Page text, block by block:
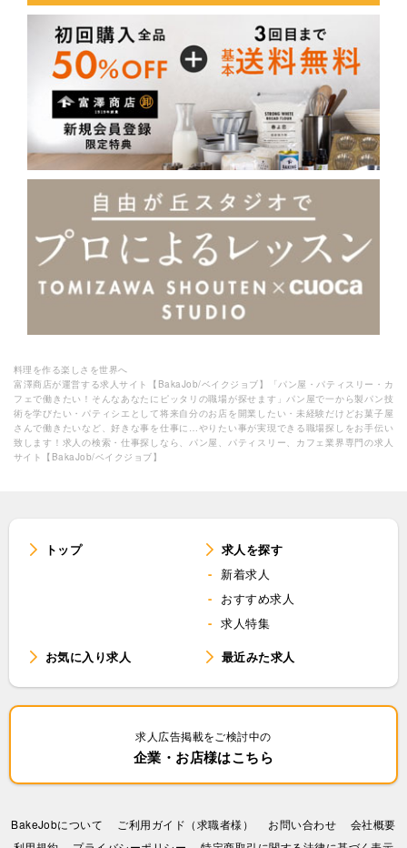
料理を作る楽しさを世界へ
富澤商店が運営する求人サイト【BakaJob/ベイクジョブ】「パン屋・パティスリー・カ
フェで働きたい！そんなあなたにピッタリの職場が探せます」パン屋で一から製パン技
術を学びたい・パティシエとして将来自分のお店を開業したい・未経験だけどお菓子屋
さんで働きたいなど、好きな事を仕事に…やりたい事が実現できる職場探しをお手伝い
致します！求人の検索・仕事探しなら、パン屋、パティスリー、カフェ業界専門の求人
サイト【BakaJob/ベイクジョブ】
トップ
求人を探す
新着求人
おすすめ求人
求人特集
お気に入り求人
最近みた求人
求人広告掲載をご検討中の
企業・お店様はこちら
BakeJobについて ご利用ガイド（求職者様） お問い合わせ
会社概要